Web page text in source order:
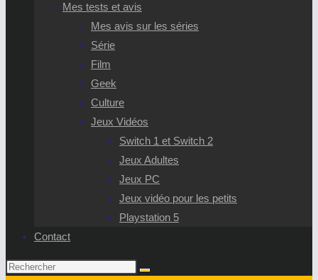
Mes tests et avis
Mes avis sur les séries
Série
Film
Geek
Culture
Jeux Vidéos
Switch 1 et Switch 2
Jeux Adultes
Jeux PC
Jeux vidéo pour les petits
Playstation 5
Contact
Rechercher